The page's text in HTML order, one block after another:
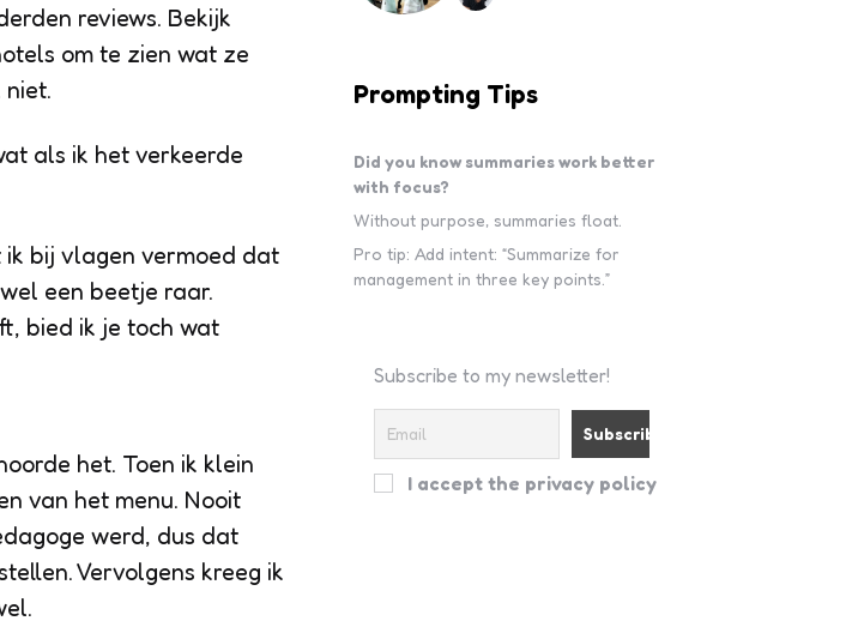
reviews. Bekijk
om te zien wat ze
als ik het verkeerde
ik bij vlagen vermoed dat
een beetje raar.
bied ik je toch wat
het. Toen ik klein
van het menu. Nooit
werd, dus dat
Vervolgens kreeg ik
Prompting Tips
Did you know summaries work better
with focus?
Without purpose, summaries float.
Pro tip: Add intent: “Summarize for
management in three key points.”
Subscribe to my newsletter!
I accept the privacy policy